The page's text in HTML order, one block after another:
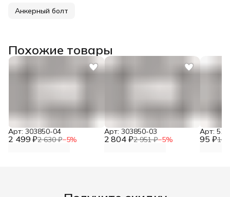
Анкерный болт
Похожие товары
2 499 ₽2 630 ₽−5%
Арт: 303850-04
2 804 ₽2 951 ₽−5%
Арт: 303850-03
95 ₽
Арт: